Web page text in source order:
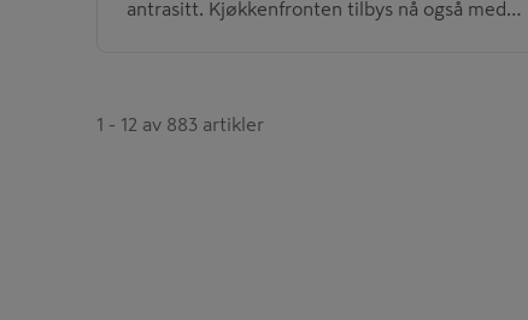
antrasitt. Kjøkkenfronten tilbys nå også med
1 - 12 av 883 artikler